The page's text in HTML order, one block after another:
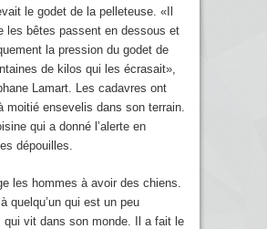
le godet de la pelleteuse. «Il
les bêtes passent en dessous et
la pression du godet de
de kilos qui les écrasait»,
Lamart. Les cadavres ont
moitié ensevelis dans son terrain.
qui a donné l’alerte en
dépouilles.
les hommes à avoir des chiens.
quelqu’un qui est un peu
qui vit dans son monde. Il a fait le